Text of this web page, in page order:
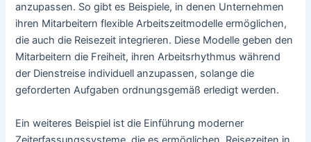
anzupassen. So gibt es Beispiele, in denen Unternehmen
ihren Mitarbeitern flexible Arbeitszeitmodelle ermöglichen,
die auch die Reisezeit integrieren. Diese Modelle geben den
Mitarbeitern die Freiheit, ihren Arbeitsrhythmus während
der Dienstreise individuell anzupassen, solange die
geforderten Aufgaben ordnungsgemäß erledigt werden.
Ein weiteres Beispiel ist die Einführung moderner